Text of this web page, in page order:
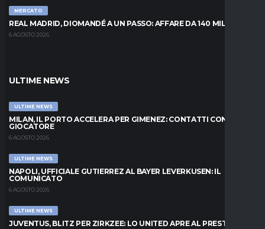
MERCATO
REAL MADRID, DIOMANDÉ A UN PASSO: AFFARE DA 140 MILIONI
6 AGOSTO 2026
ULTIME NEWS
ULTIME NEWS
MILAN, IL PORTO ACCELERA PER GIMENEZ: CONTATTI CON IL
GIOCATORE
6 AGOSTO 2026
ULTIME NEWS
NAPOLI, UFFICIALE GUTIERREZ AL BAYER LEVERKUSEN: IL
COMUNICATO
6 AGOSTO 2026
ULTIME NEWS
JUVENTUS, BLITZ PER ZIRKZEE: LO UNITED APRE AL PRESTITO